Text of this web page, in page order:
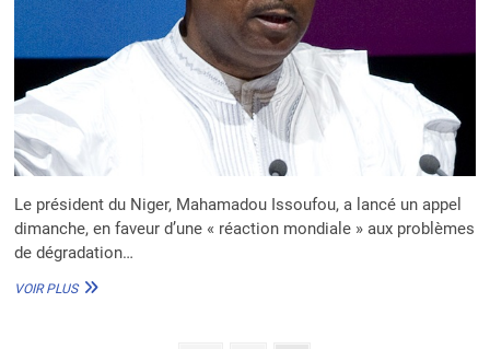
NIGER
OFFICIELLEMENT
LANCÉ
Le président du Niger, Mahamadou Issoufou, a lancé un appel
dimanche, en faveur d’une « réaction mondiale » aux problèmes
de dégradation…
VOIR PLUSMAHAMADOU